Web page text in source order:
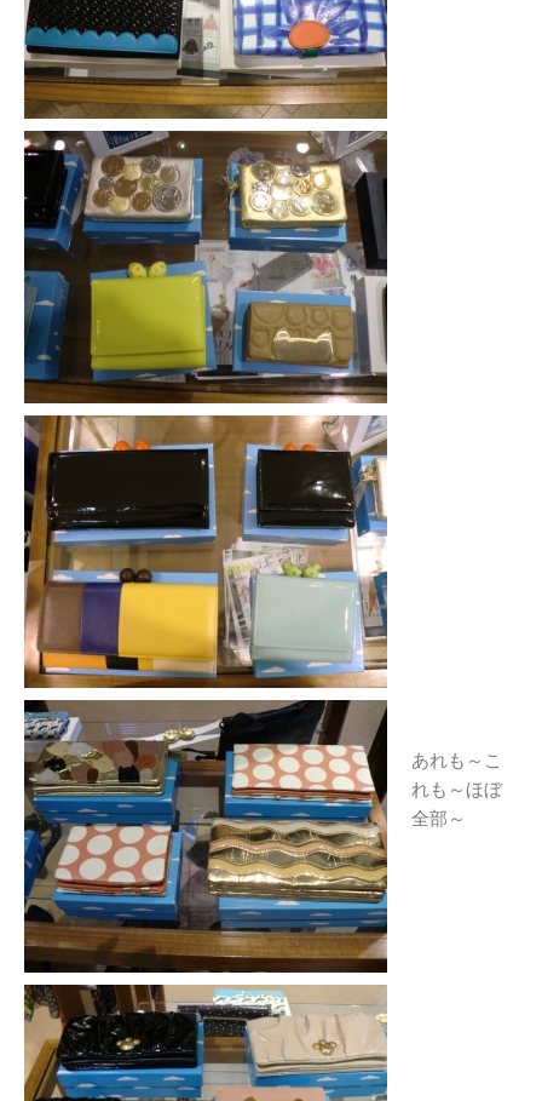
あれも～こ
れも～ほぼ
全部～